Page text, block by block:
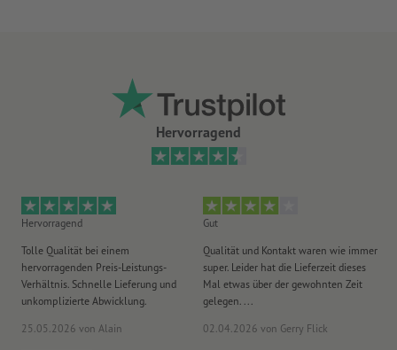
Hervorragend
Hervorragend
Tolle Qualität bei einem
hervorragenden Preis-Leistungs-
Verhältnis. Schnelle Lieferung und
unkomplizierte Abwicklung.
25.05.2026 von Alain
Gut
Qualität und Kontakt waren wie immer
super. Leider hat die Lieferzeit dieses
Mal etwas über der gewohnten Zeit
gelegen. ...
02.04.2026 von Gerry Flick